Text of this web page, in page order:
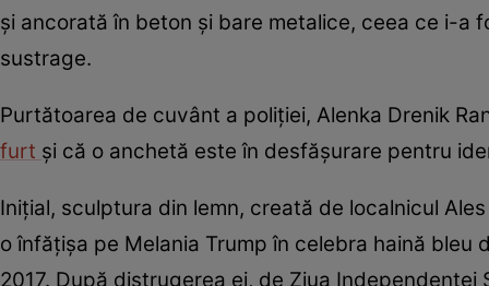
și ancorată în beton și bare metalice, ceea ce i-a
sustrage.
Purtătoarea de cuvânt a poliției, Alenka Drenik
furt și că o anchetă este în desfășurare pentru
Inițial, sculptura din lemn, creată de localnicul
o înfățișa pe Melania Trump în celebra haină bleu
2017. După distrugerea ei, de Ziua